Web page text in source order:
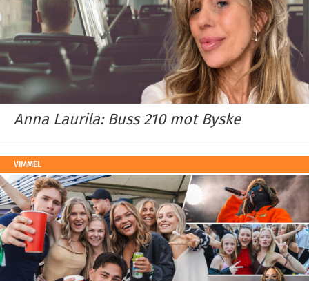
Anna Laurila: Buss 210 mot Byske
VIMMEL